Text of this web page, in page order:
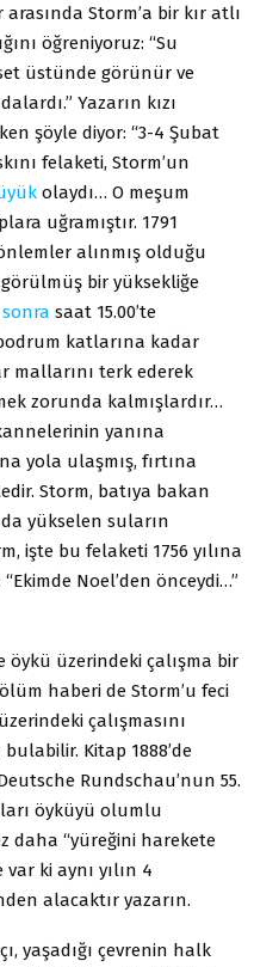
Storm’a bir kır atlı
öğreniyoruz: “Su
üstünde görünür ve
Yazarın kızı
şöyle diyor: “3-4 Şubat
felaketi, Storm’un
olaydı… O meşum
uğramıştır. 1791
alınmış olduğu
görülmüş bir yüksekliğe
sonra saat 15.00’te
katlarına kadar
mallarını terk ederek
zorunda kalmışlardır…
yanına
yola ulaşmış, fırtına
Storm, batıya bakan
yükselen suların
işte bu felaketi 1756 yılına
Noel’den önceydi…”
öykü üzerindeki çalışma bir
haberi de Storm’u feci
çalışmasını
Kitap 1888’de
Rundschau’nun 55.
öyküyü olumlu
daha “yüreğini harekete
var ki aynı yılın 4
alacaktır yazarın.
yaşadığı çevrenin halk